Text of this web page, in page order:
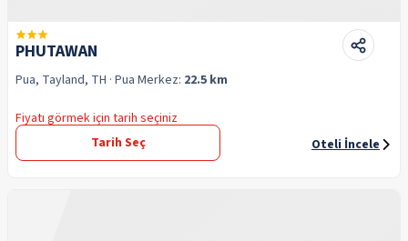
PHUTAWAN
Pua, Tayland, TH · Pua Merkez: 22.5 km
Fiyatı görmek için tarih seçiniz
Tarih Seç
Oteli İncele